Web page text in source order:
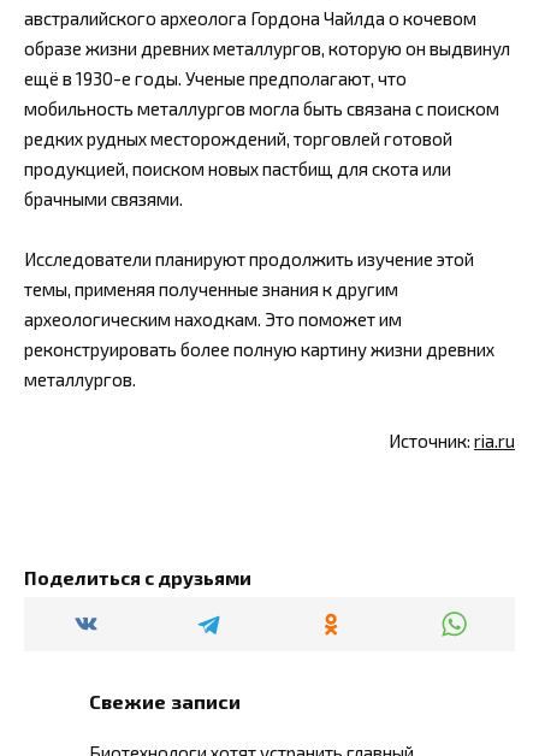
австралийского археолога Гордона Чайлда о кочевом
образе жизни древних металлургов, которую он выдвинул
ещё в 1930-е годы. Ученые предполагают, что
мобильность металлургов могла быть связана с поиском
редких рудных месторождений, торговлей готовой
продукцией, поиском новых пастбищ для скота или
брачными связями.
Исследователи планируют продолжить изучение этой
темы, применяя полученные знания к другим
археологическим находкам. Это поможет им
реконструировать более полную картину жизни древних
металлургов.
Источник: ria.ru
Поделиться с друзьями
Свежие записи